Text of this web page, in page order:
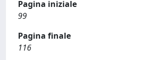
Pagina iniziale
99
Pagina finale
116